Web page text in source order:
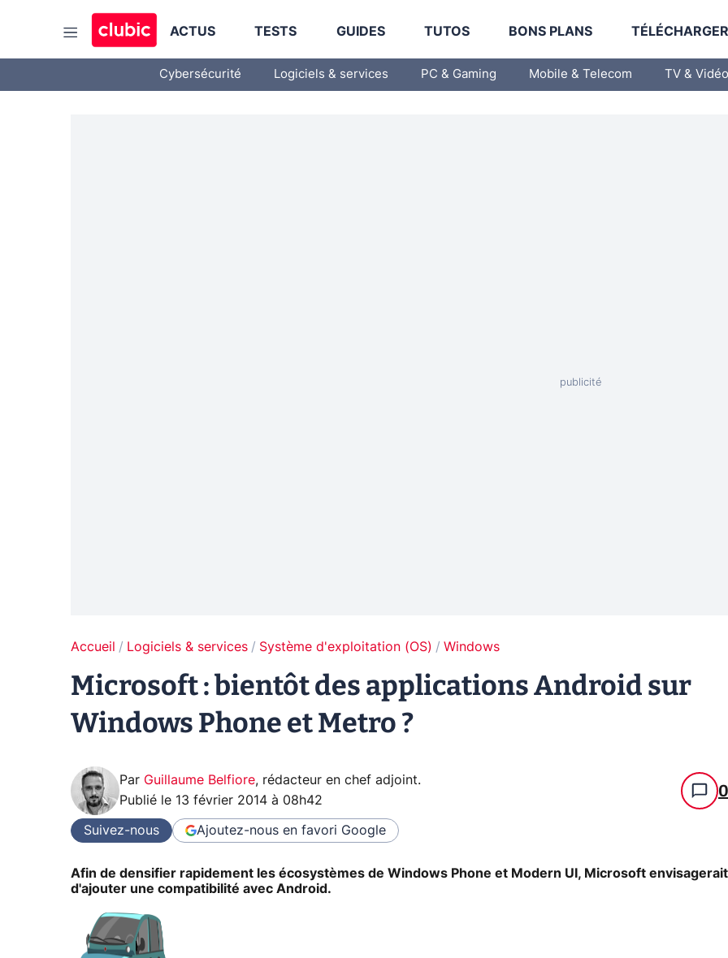
ACTUS TESTS GUIDES TUTOS BONS PLANS
Cybersécurité Logiciels & services PC & Gaming Mobile & Telecom TV & Vidéo
Accueil Logiciels & services Système d'exploitation (OS) Windows
Microsoft : bientôt des applications Android sur
Windows Phone et Metro ?
Par Guillaume Belfiore, rédacteur en chef adjoint.
Publié le 13 février 2014 à 08h42 0
Suivez-nous Ajoutez-nous en favori Google
Afin de densifier rapidement les écosystèmes de Windows Phone et Modern UI, Microsoft envisagerait
d'ajouter une compatibilité avec Android.